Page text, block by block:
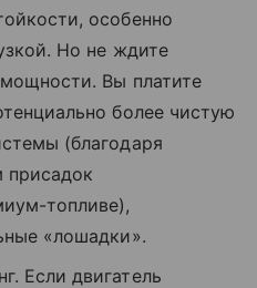
особенно
Но не ждите
Вы платите
более чистую
(благодаря
присадок
топливе),
«лошадки».
Если двигатель